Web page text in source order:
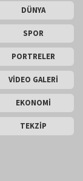
DÜNYA
SPOR
PORTRELER
VİDEO GALERİ
EKONOMİ
TEKZİP